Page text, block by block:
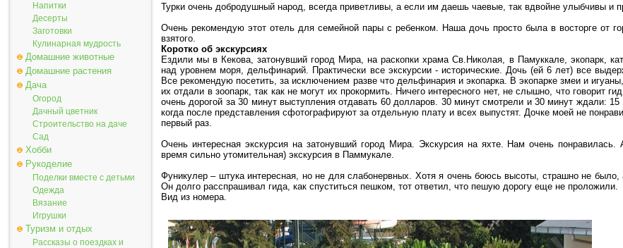
Напитки
Десерты
Заготовки
Кулинарная мудрость
Домашние животные
Домашние растения
Дача
Огород
Дачный цветник
Строительство на даче
Сад
Хобби
Рукоделие
Поделки вместе с детьми
Одежда
Вязание
Игрушки
Туризм и отдых
Рассказы о поездках и
Турки очень добродушный народ, всегда приветливы, а если им даешь чаевые, так вдвойне улыбчивы и
Очень рекомендую этот отель для семейной пары с ребенком. Наша дочь просто была в восторге от
взятого.
Коротко об экскурсиях
Ездили мы в Кекова, затонувший город Мира, на раскопки храма Св.Николая, в Памуккале, экопарк,
над уровнем моря, дельфинарий. Практически все экскурсии - исторические. Дочь (ей 6 лет) все
Все рекомендую посетить, за исключением разве что дельфинария и экопарка. В экопарке змеи и
их отдали в зоопарк, так как не могут их прокормить. Ничего интересного нет, не слышно, что говорит
очень дорогой за 30 минут выступления отдавать 60 долларов. 30 минут смотрели и 30 минут ждали: 15
когда после представления сфотографируют за отдельную плату и всех выпустят. Дочке моей не
первый раз.
Очень интересная экскурсия на затонувший город Мира. Экскурсия на яхте. Нам очень
время сильно утомительная) экскурсия в Паммукале.
Фуникулер – штука интересная, но не для слабонервных. Хотя я очень боюсь высоты, страшно не
Он долго расспрашивал гида, как спуститься пешком, тот ответил, что пешую дорогу еще не проложили.
Вид из номера.